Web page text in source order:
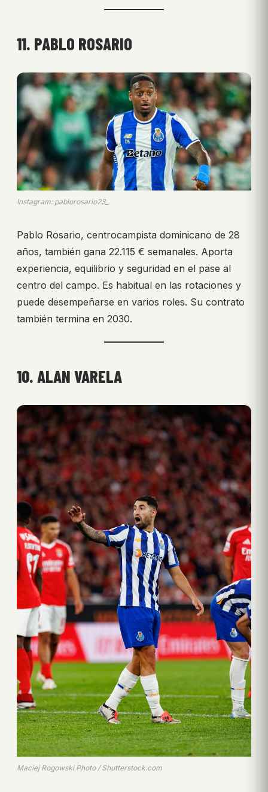
11. PABLO ROSARIO
Instagram: pablorosario23_
Pablo Rosario, centrocampista dominicano de 28
años, también gana 22.115 € semanales. Aporta
experiencia, equilibrio y seguridad en el pase al
centro del campo. Es habitual en las rotaciones y
puede desempeñarse en varios roles. Su contrato
también termina en 2030.
10. ALAN VARELA
Maciej Rogowski Photo / Shutterstock.com